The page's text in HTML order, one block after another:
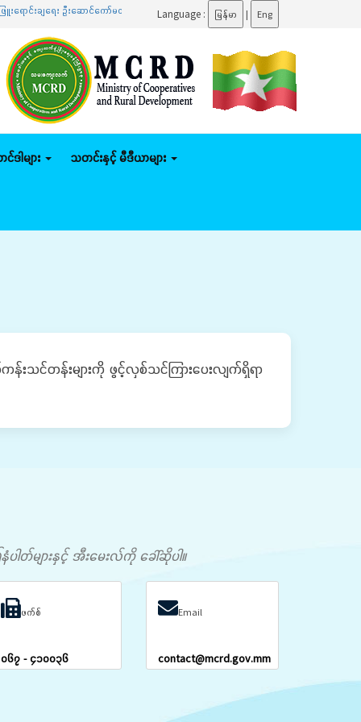
ာင်းချရေး ဦးဆောင်ကော်မတီအစည်းအဝေးသို့ တက်ရောက်....... ပြည်ထောင်စုဝန်ကြီး ဦးမျိုးဇေ
Language : မြန်မာ | Eng
ါများ သတင်းနှင့် မီဒီယာများ
သင်တန်းများကို ဖွင့်လှစ်သင်ကြားပေးလျက်ရှိရာ
တ်များနှင့် အီးမေးလ်ကို ခေါ်ဆိုပါ။
ဖက်စ်
၀၆၇ - ၄၁၀၀၃၆
Email
contact@mcrd.gov.mm